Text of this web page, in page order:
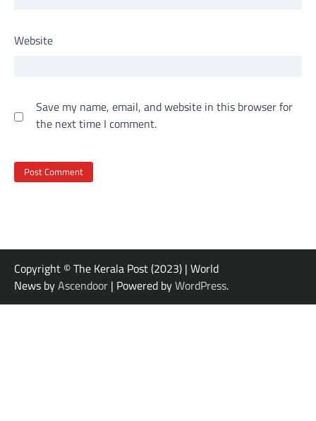
Website
Save my name, email, and website in this browser for
the next time I comment.
Copyright © The Kerala Post (2023) | World
News byAscendoor | Powered byWordPress.